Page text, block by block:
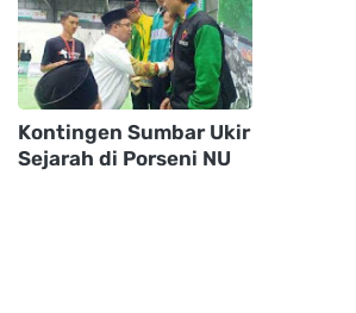
Kontingen Sumbar Ukir
Sejarah di Porseni NU